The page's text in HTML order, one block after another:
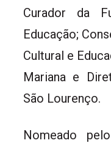
Curador da
Educação;
Cultural e
Mariana e
São Lourenço.
Nomeado